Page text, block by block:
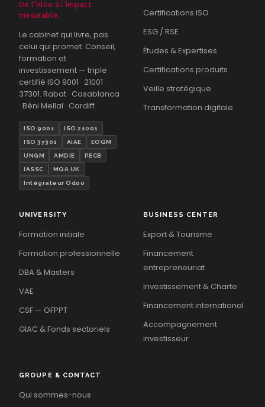
De l'idée à l'impact
mesurable.
Le cabinet qui livre, pas
celui qui promet. Conseil,
formation et
investissement — triple
certifié ISO 9001 · 21001 ·
37301. Rabat · Casablanca
· Béni Mellal · Cardiff.
ISO 9001 ISO 21001
ISO 37301 AIAE EOQM
UNGM AMDIE PECB
IASSC MQA UK
Intégrateur Odoo
Certifications ISO
ESG / RSE
Études & Expertises
Certifications produits
Veille stratégique
Transformation digitale
UNIVERSITY
Formation initiale
Formation professionnelle
DBA & Masters
VAE
CSF — OFPPT
GIAC & Fonds sectoriels
BUSINESS CENTER
Export & Tourisme
Financement
entrepreneuriat
Investissement & Charte
Financement international
Accompagnement
investisseur
GROUPE & CONTACT
Qui sommes-nous